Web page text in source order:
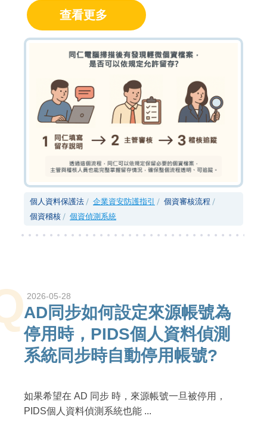
查看更多
個人資料保護法 企業資安防護指引
個資審核流程
個資稽核
個資偵測系統
2026-05-28
AD同步如何設定來源帳號為
停用時，PIDS個人資料偵測
系統同步時自動停用帳號?
如果希望在 AD 同步 時，來源帳號一旦被停用，
PIDS個人資料偵測系統也能 ...